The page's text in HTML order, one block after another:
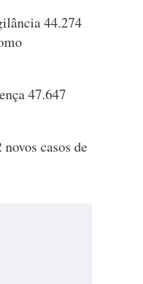
44.274
47.647
casos de